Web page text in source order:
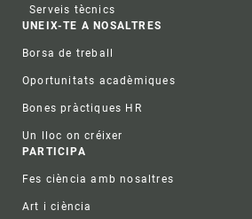
Serveis tècnics
UNEIX-TE A NOSALTRES
Borsa de treball
Oportunitats acadèmiques
Bones pràctiques HR
Un lloc on créixer
PARTICIPA
Fes ciència amb nosaltres
Art i ciència